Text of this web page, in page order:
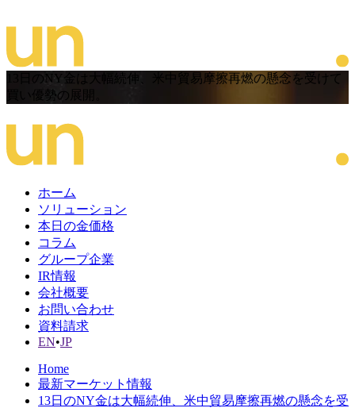
13日のNY金は大幅続伸、米中貿易摩擦再燃の懸念を受けて
買い優勢の展開。
ホーム
ソリューション
本日の金価格
コラム
グループ企業
IR情報
会社概要
お問い合わせ
資料請求
EN•JP
Home
最新マーケット情報
13日のNY金は大幅続伸、米中貿易摩擦再燃の懸念を受